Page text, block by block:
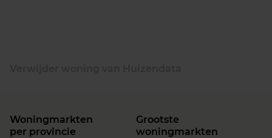
Woningmarkten
per provincie
Grootste
woningmarkten